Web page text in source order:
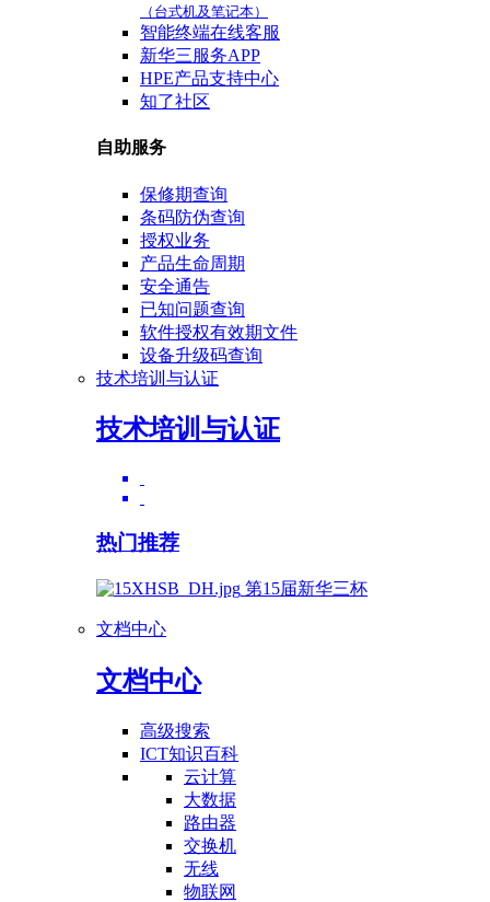
（台式机及笔记本）
智能终端在线客服
新华三服务APP
HPE产品支持中心
知了社区
自助服务
保修期查询
条码防伪查询
授权业务
产品生命周期
安全通告
已知问题查询
软件授权有效期文件
设备升级码查询
技术培训与认证
技术培训与认证
热门推荐
第15届新华三杯
文档中心
文档中心
高级搜索
ICT知识百科
云计算
大数据
路由器
交换机
无线
物联网